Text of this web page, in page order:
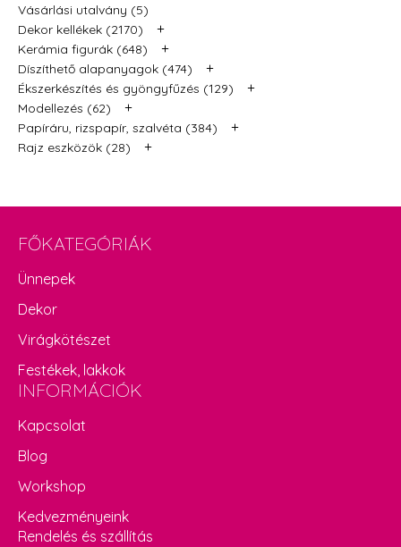
Vásárlási utalvány (5)
Dekor kellékek (2170)
+
Kerámia figurák (648) +
Díszíthető alapanyagok (474) +
Ékszerkészítés és gyöngyfűzés (129) +
Modellezés (62) +
Papíráru, rizspapír, szalvéta (384) +
Rajz eszközök (28) +
FŐKATEGÓRIÁK
Ünnepek
Dekor
Virágkötészet
Festékek, lakkok
INFORMÁCIÓK
Kapcsolat
Blog
Workshop
Kedvezményeink
Rendelés és szállítás